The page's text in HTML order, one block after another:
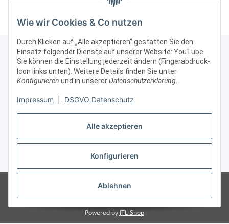
Alle akzeptieren
Konfigurieren
Ablehnen
Wie wir Cookies & Co nutzen
Durch Klicken auf „Alle akzeptieren“ gestatten Sie den
Einsatz folgender Dienste auf unserer Website: YouTube.
Sie können die Einstellung jederzeit ändern (Fingerabdruck-
Icon links unten). Weitere Details finden Sie unter
Konfigurieren und in unsererDatenschutzerklärung.
Impressum DSGVO Datenschutz
Kontakt & Rechtliches
Weitere Informationen
Vertrag widerrufen
* Alle Preise zzgl. gesetzlicher USt., zzgl.Versand
Besucherzähler: 3032756
Powered by JTL-Shop